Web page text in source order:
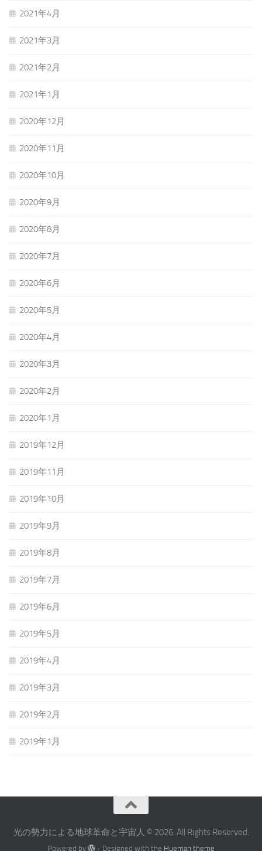
2021年4月
2021年3月
2021年2月
2021年1月
2020年12月
2020年11月
2020年10月
2020年9月
2020年8月
2020年7月
2020年6月
2020年5月
2020年4月
2020年3月
2020年2月
2020年1月
2019年12月
2019年11月
2019年10月
2019年9月
2019年8月
2019年7月
2019年6月
2019年5月
2019年4月
2019年3月
2019年2月
2019年1月
光の勢力による地球革命と宇宙人 © 2026. All Rights Reserved.
Powered by - Designed with the Hueman theme